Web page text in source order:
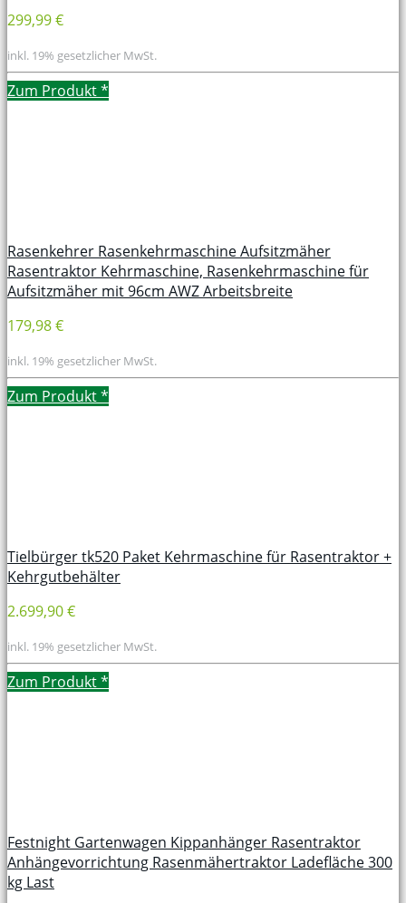
299,99 €
inkl. 19% gesetzlicher MwSt.
Zum Produkt*
Rasenkehrer Rasenkehrmaschine Aufsitzmäher
Rasentraktor Kehrmaschine, Rasenkehrmaschine für
Aufsitzmäher mit 96cm AWZ Arbeitsbreite
179,98 €
inkl. 19% gesetzlicher MwSt.
Zum Produkt*
Tielbürger tk520 Paket Kehrmaschine für Rasentraktor +
Kehrgutbehälter
2.699,90 €
inkl. 19% gesetzlicher MwSt.
Zum Produkt*
Festnight Gartenwagen Kippanhänger Rasentraktor
Anhängevorrichtung Rasenmähertraktor Ladefläche 300
kg Last